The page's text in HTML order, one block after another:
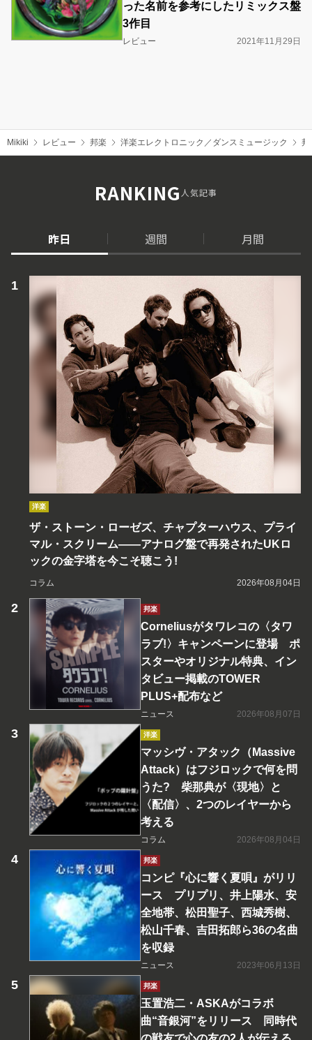
った名前を参考にしたリミックス盤
3作目
レビュー 2021年11月29日
Mikiki レビュー 邦楽 洋楽エレクトロニック／ダンスミュージック 邦
RANKING人気記事
昨日 週間 月間
洋楽
ザ・ストーン・ローゼズ、チャプターハウス、プライ
マル・スクリーム――アナログ盤で再発されたUKロ
ックの金字塔を今こそ聴こう!
コラム 2026年08月04日
邦楽
Corneliusがタワレコの〈タワ
ラブ!〉キャンペーンに登場 ポ
スターやオリジナル特典、イン
タビュー掲載のTOWER
PLUS+配布など
ニュース 2026年08月07日
洋楽
マッシヴ・アタック（Massive
Attack）はフジロックで何を問
うた? 柴那典が〈現地〉と
〈配信〉、2つのレイヤーから
考える
コラム 2026年08月04日
邦楽
コンピ『心に響く夏唄』がリリ
ース プリプリ、井上陽水、安
全地帯、松田聖子、西城秀樹、
松山千春、吉田拓郎ら36の名曲
を収録
ニュース 2023年06月13日
邦楽
玉置浩二・ASKAがコラボ
曲“音銀河”をリリース 同時代